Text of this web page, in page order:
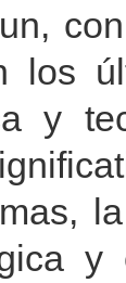
los
y
y